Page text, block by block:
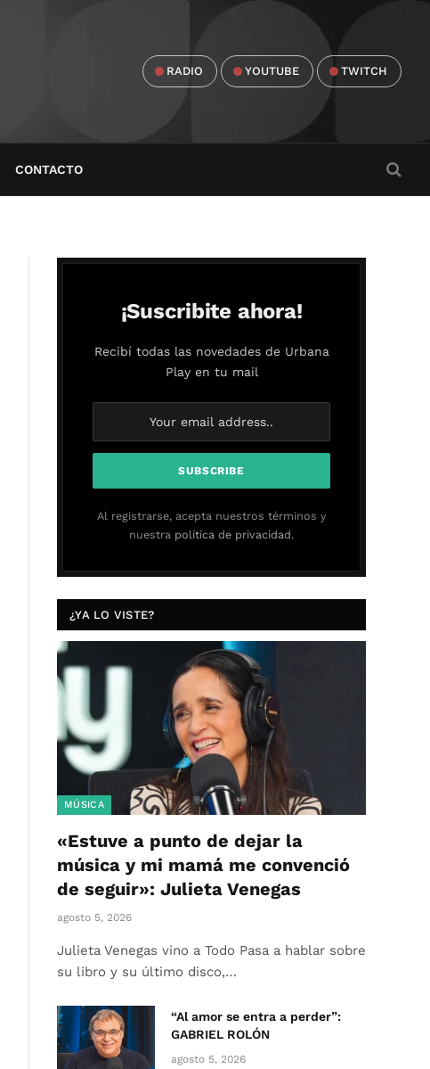
RADIO YOUTUBE TWITCH
CONTACTO
¡Suscribite ahora!
Recibí todas las novedades de Urbana
Play en tu mail
Al registrarse, acepta nuestros términos y
nuestra política de privacidad.
¿YA LO VISTE?
MÚSICA
«Estuve a punto de dejar la
música y mi mamá me convenció
de seguir»: Julieta Venegas
agosto 5, 2026
Julieta Venegas vino a Todo Pasa a hablar sobre
su libro y su último disco,…
“Al amor se entra a perder”:
GABRIEL ROLÓN
agosto 5, 2026